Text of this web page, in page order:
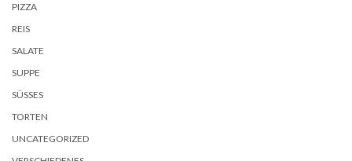
PIZZA
REIS
SALATE
SUPPE
SÜSSES
TORTEN
UNCATEGORIZED